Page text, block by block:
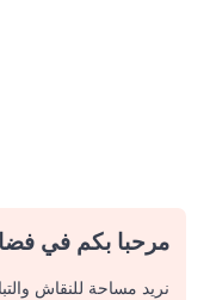
مرحبا بكم في
نريد مساحة للنقاش